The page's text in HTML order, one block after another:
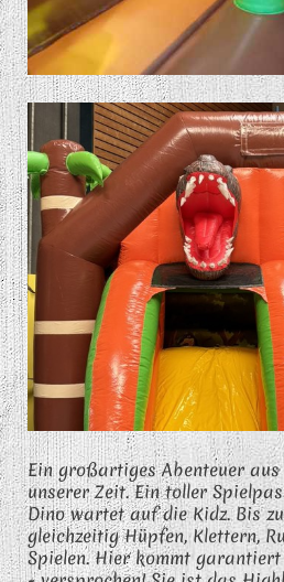
Ein großartiges Abenteuer
unserer Zeit. Ein toller
Dino wartet auf die Kidz. Bis
gleichzeitig Hüpfen, Klettern,
Spielen. Hier kommt